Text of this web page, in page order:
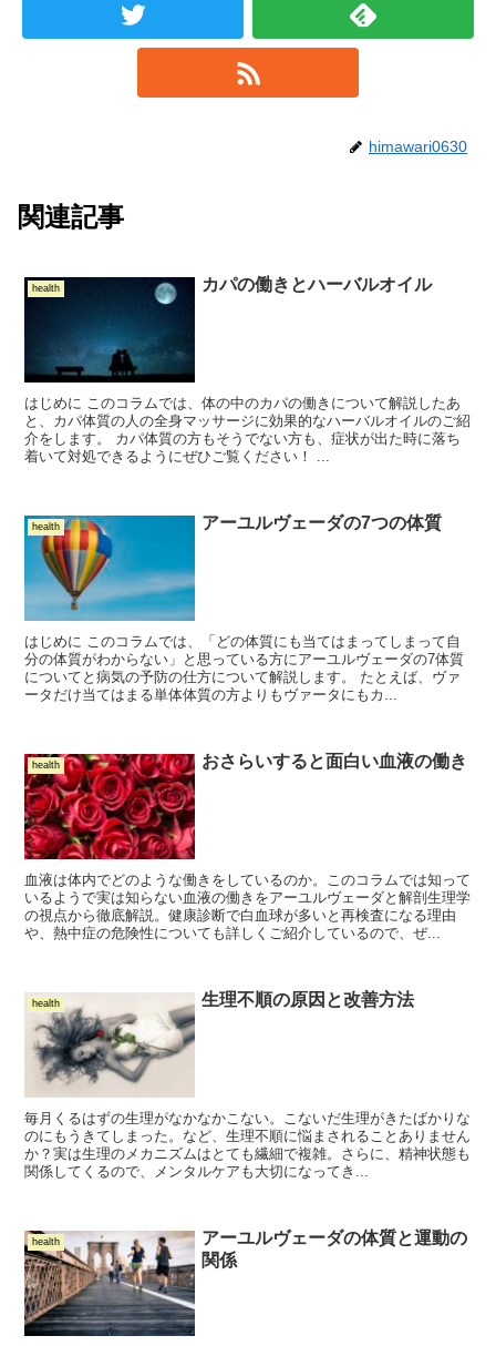
himawari0630
関連記事
health カパの働きとハーバルオイル
はじめに このコラムでは、体の中のカパの働きについて解説したあ
と、カパ体質の人の全身マッサージに効果的なハーバルオイルのご紹
介をします。 カパ体質の方もそうでない方も、症状が出た時に落ち
着いて対処できるようにぜひご覧ください！ ...
health アーユルヴェーダの7つの体質
はじめに このコラムでは、「どの体質にも当てはまってしまって自
分の体質がわからない」と思っている方にアーユルヴェーダの7体質
についてと病気の予防の仕方について解説します。 たとえば、ヴァ
ータだけ当てはまる単体体質の方よりもヴァータにもカ...
health おさらいすると面白い血液の働き
血液は体内でどのような働きをしているのか。このコラムでは知って
いるようで実は知らない血液の働きをアーユルヴェーダと解剖生理学
の視点から徹底解説。健康診断で白血球が多いと再検査になる理由
や、熱中症の危険性についても詳しくご紹介しているので、ぜ...
health 生理不順の原因と改善方法
毎月くるはずの生理がなかなかこない。こないだ生理がきたばかりな
のにもうきてしまった。など、生理不順に悩まされることありません
か？実は生理のメカニズムはとても繊細で複雑。さらに、精神状態も
関係してくるので、メンタルケアも大切になってき...
health
アーユルヴェーダの体質と運動の
関係